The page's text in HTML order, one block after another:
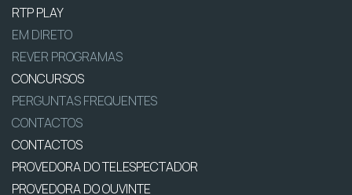
RTP PLAY
EM DIRETO
REVER PROGRAMAS
CONCURSOS
PERGUNTAS FREQUENTES
CONTACTOS
CONTACTOS
PROVEDORA DO TELESPECTADOR
PROVEDORA DO OUVINTE